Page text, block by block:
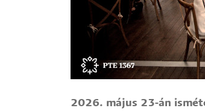
2026. május 23-án